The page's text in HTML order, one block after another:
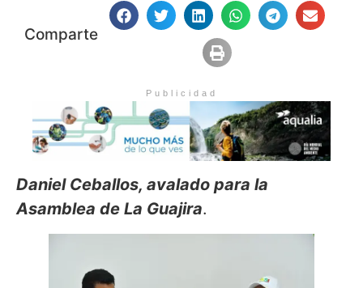
Comparte
Publicidad
Daniel Ceballos, avalado para la
Asamblea de La Guajira.